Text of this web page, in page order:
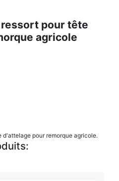
pour tête
agricole
pour remorque agricole.